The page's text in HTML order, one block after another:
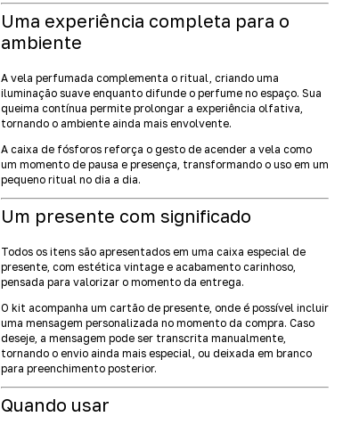
Uma experiência completa para o
ambiente
A vela perfumada complementa o ritual, criando uma
iluminação suave enquanto difunde o perfume no espaço. Sua
queima contínua permite prolongar a experiência olfativa,
tornando o ambiente ainda mais envolvente.
A caixa de fósforos reforça o gesto de acender a vela como
um momento de pausa e presença, transformando o uso em um
pequeno ritual no dia a dia.
Um presente com significado
Todos os itens são apresentados em uma caixa especial de
presente, com estética vintage e acabamento carinhoso,
pensada para valorizar o momento da entrega.
O kit acompanha um cartão de presente, onde é possível incluir
uma mensagem personalizada no momento da compra. Caso
deseje, a mensagem pode ser transcrita manualmente,
tornando o envio ainda mais especial, ou deixada em branco
para preenchimento posterior.
Quando usar